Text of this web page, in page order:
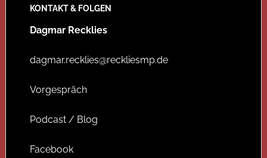
KONTAKT & FOLGEN
Dagmar Recklies
dagmar.recklies@reckliesmp.de
Vorgespräch
Podcast / Blog
Facebook